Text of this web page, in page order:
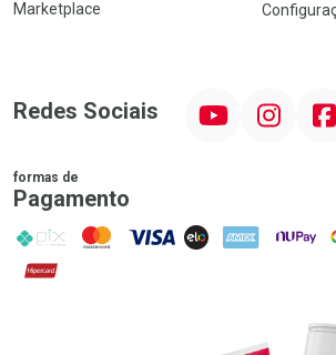
Marketplace
Redes Sociais Instagram
formas de
Pagamento
PIX MasterCard
VISA ELO AMEX NuPay
Hipercard
Promoção em Destaque